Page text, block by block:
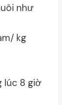
như
kg
lúc 8 giờ